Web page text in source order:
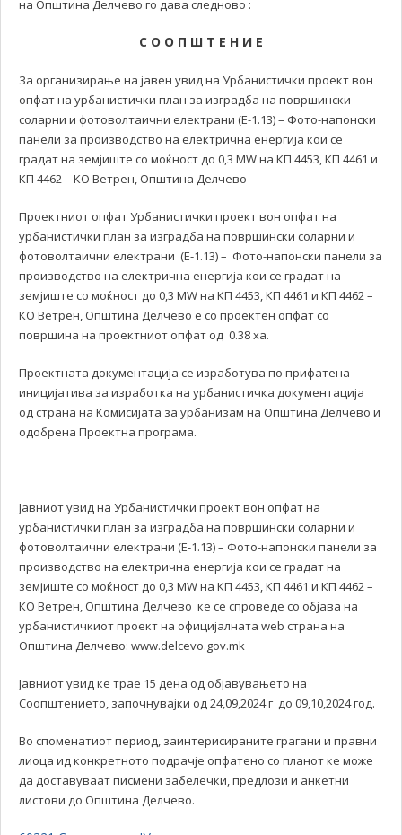
на Општина Делчево го дава следново :
С О О П Ш Т Е Н И Е
За организирање на јавен увид на Урбанистички проект вон
опфат на урбанистички план за изградба на површински
соларни и фотоволтаични електрани (Е-1.13) – Фото-напонски
панели за производство на електрична енергија кои се
градат на земјиште со моќност до 0,3 MW на КП 4453, КП 4461 и
КП 4462 – КО Ветрен, Општина Делчево
Проектниот опфат Урбанистички проект вон опфат на
урбанистички план за изградба на површински соларни и
фотоволтаични електрани (Е-1.13) – Фото-напонски панели за
производство на електрична енергија кои се градат на
земјиште со моќност до 0,3 MW на КП 4453, КП 4461 и КП 4462 –
КО Ветрен, Општина Делчево е со проектен опфат со
површина на проектниот опфат од 0.38 ха.
Проектната документација се изработува по прифатена
иницијатива за изработка на урбанистичка документација
од страна на Комисијата за урбанизам на Општина Делчево и
одобрена Проектна програма.
Јавниот увид на Урбанистички проект вон опфат на
урбанистички план за изградба на површински соларни и
фотоволтаични електрани (Е-1.13) – Фото-напонски панели за
производство на електрична енергија кои се градат на
земјиште со моќност до 0,3 MW на КП 4453, КП 4461 и КП 4462 –
КО Ветрен, Општина Делчево ке се спроведе со објава на
урбанистичкиот проект на официјалната web страна на
Општина Делчево: www.delcevo.gov.mk
Јавниот увид ке трае 15 дена од објавувањето на
Соопштението, започнувајки од 24,09,2024 г до 09,10,2024 год.
Во споменатиот период, заинтерисираните грагани и правни
лиоца ид конкретното подрачје опфатено со планот ке може
да доставуваат писмени забелечки, предлози и анкетни
листови до Општина Делчево.